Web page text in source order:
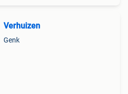
Verhuizen
Genk